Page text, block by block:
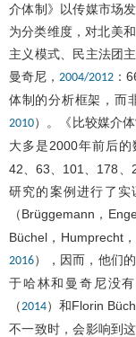
介体制》以传媒市场
为分类维度，对北美
主义模式、民主法团
曼奇尼， 2004/2012 ：
体制的分析框架，而
2010）。《比较媒介
大多是2000年前后的
42、63、101、178、
研究的案例进行了
（Brüggemann，
Büchel，Humprecht
2016），因而，他们
于哈林和曼奇尼没
（2014）和Florin
不一致时，会影响到